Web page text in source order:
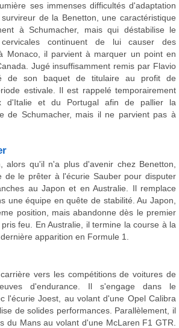
ses immenses difficultés d'adaptation
de la Benetton, une caractéristique
à Schumacher, mais qui déstabilise le
continuent de lui causer des
Monaco, il parvient à marquer un point en
Jugé insuffisamment remis par Flavio
de son baquet de titulaire au profit de
estivale. Il est rappelé temporairement
d'Italie et du Portugal afin de pallier la
de Schumacher, mais il ne parvient pas à
alors qu'il n'a plus d'avenir chez Benetton,
de le prêter à l'écurie Sauber pour disputer
au Japon et en Australie. Il remplace
une équipe en quête de stabilité. Au Japon,
position, mais abandonne dès le premier
feu. En Australie, il termine la course à la
apparition en Formule 1.
vers les compétitions de voitures de
d'endurance. Il s'engage dans le
l'écurie Joest, au volant d'une Opel Calibra
de solides performances. Parallèlement, il
du Mans au volant d'une McLaren F1 GTR.